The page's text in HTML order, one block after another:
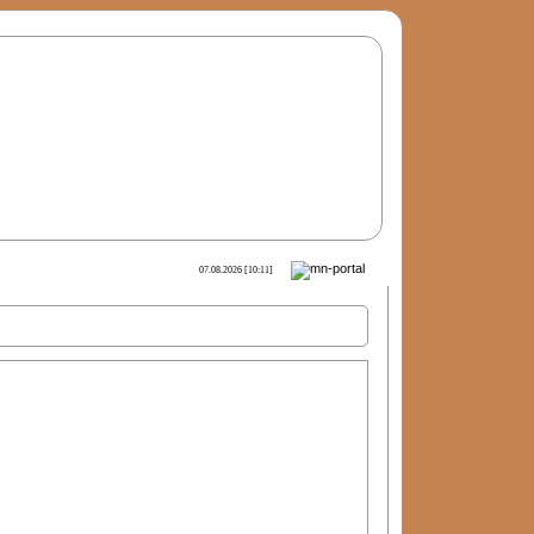
07.08.2026 [10:11]